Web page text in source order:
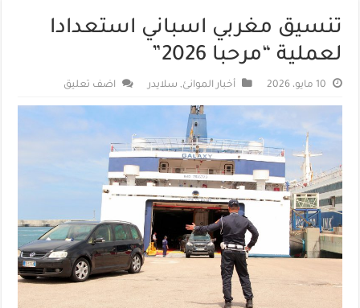
تنسيق مغربي اسباني استعدادا
لعملية “مرحبا 2026”
10 مايو، 2026 أخبار الموانئ, سلايدر اضف تعليق